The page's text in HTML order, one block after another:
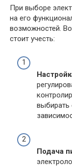
При выборе
на его
возможностей.
стоит учесть:
Подача